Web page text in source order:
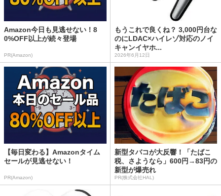
Amazon今日も見逃せない！8
0%OFF以上が続々登場
PR(Amazon)
もうこれで良くね？ 3,000円台な
のにLDAC×ハイレゾ対応のノイ
キャンイヤホ...
2026年6月12日
【毎日変わる】Amazonタイム
セールが見逃せない！
PR(Amazon)
新型タバコが大反響！「たばこ
税、さようなら」600円→83円の
新型が爆売れ
PR(株式会社HAL)